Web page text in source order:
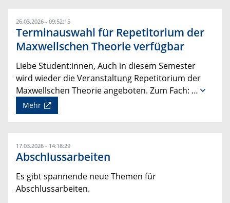
26.03.2026 - 09:52:15
Terminauswahl für Repetitorium der
Maxwellschen Theorie verfügbar
Liebe Student:innen, Auch in diesem Semester
wird wieder die Veranstaltung Repetitorium der
Maxwellschen Theorie angeboten. Zum Fach: …
Mehr
17.03.2026 - 14:18:29
Abschlussarbeiten
Es gibt spannende neue Themen für
Abschlussarbeiten.